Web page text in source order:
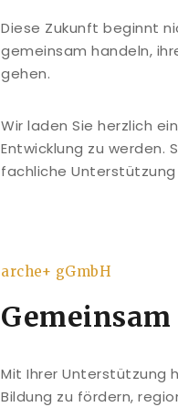
Diese Zukunft beginnt
gemeinsam handeln,
gehen.
Wir laden Sie herzlich
Entwicklung zu werden.
fachliche
arche+ gGmbH
Mit Ihrer Unterstützung
Bildung zu fördern,